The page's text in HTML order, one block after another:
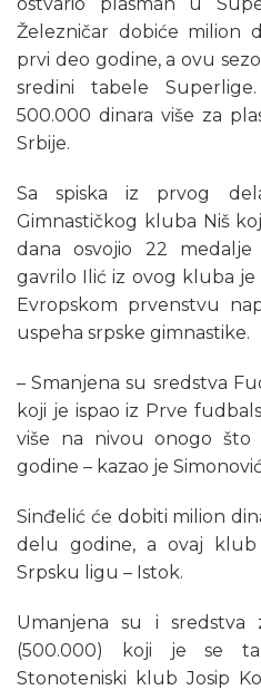
Železničar dobiće milion
prvi deo godine, a ovu
sredini tabele
500.000 dinara više za
Srbije.
Sa spiska iz prvog
Gimnastičkog kluba Niš
dana osvojio 22
gavrilo Ilić iz ovog kluba je
Evropskom prvenstvu
uspeha srpske gimnastike.
– Smanjena su sredstva
koji je ispao iz Prve
više na nivou onogo
godine – kazao je
Sinđelić će dobiti milion
delu godine, a ovaj
Srpsku ligu – Istok.
Umanjena su i sredstva
(500.000) koji je se
Stonoteniski klub Josip